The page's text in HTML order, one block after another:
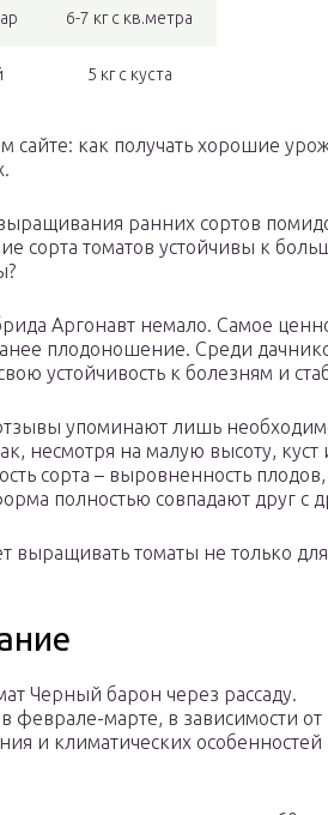
6-7 кг с кв.метра
5 кг с куста
сайте: как получать хорошие
ранних сортов
сорта томатов устойчивы к
Аргонавт немало. Самое
плодоношение. Среди
устойчивость к болезням и
упоминают лишь
несмотря на малую высоту,
сорта – выровненность
полностью совпадают друг с
выращивать томаты не только
Черный барон через рассаду.
феврале-марте, в зависимости от
и климатических особенностей